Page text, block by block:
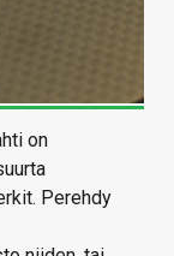
on
Perehdy